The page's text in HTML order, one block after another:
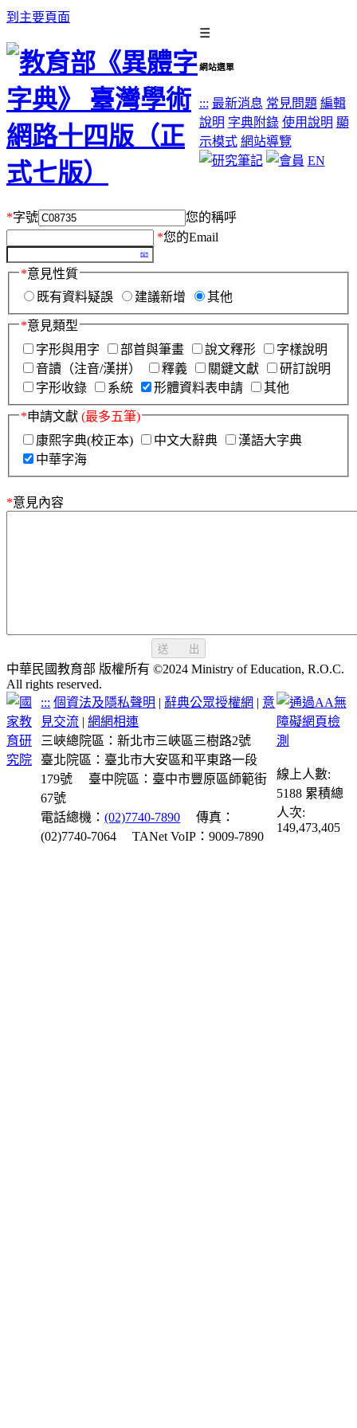
到主要頁面
☰
網站選單
::: 最新消息 常見問題 編輯
說明 字典附錄 使用說明 顯
示模式 網站導覽
EN
*字號
您的稱呼
*您的Email
*意見性質
既有資料疑誤
建議新增 其他
*意見類型
字形與用字
部首與筆畫 說文釋形
字樣說明
音讀（注音/漢拼）
釋義 關鍵文獻
研訂說明
字形收錄
系統 形體資料表申請 其他
*申請文獻 (最多五筆)
康熙字典(校正本)
中文大辭典
漢語大字典
中華字海
*意見內容
送 出
中華民國教育部 版權所有 ©2024 Ministry of Education, R.O.C.
All rights reserved.
::: 個資法及隱私聲明 | 辭典公眾授權網 | 意
見交流 |網網相連
三峽總院區：新北市三峽區三樹路2號
臺北院區：臺北市大安區和平東路一段
179號
臺中院區：臺中市豐原區師範街
67號
電話總機：(02)7740-7890
傳真：
(02)7740-7064
TANet VoIP：9009-7890
線上人數:
5188 累積總
人次:
149,473,405